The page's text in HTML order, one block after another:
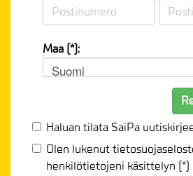
Maa (*):
Suomi
Haluan tilata SaiPa
Olen lukenut
henkilötietojeni käsittelyn (*)